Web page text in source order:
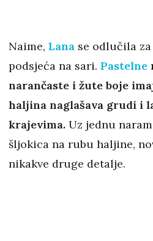
Naime, Lana se odlučila
podsjeća na sari. Pastelne
narančaste i žute boje
haljina naglašava grudi i
krajevima. Uz jednu
šljokica na rubu haljine,
nikakve druge detalje.